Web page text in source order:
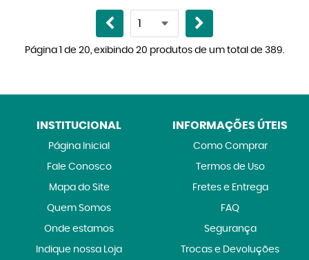
Página 1 de 20, exibindo 20 produtos de um total de 389.
INSTITUCIONAL
Página Inicial
Fale Conosco
Mapa do Site
Quem Somos
Onde estamos
Indique nossa Loja
INFORMAÇÕES ÚTEIS
Como Comprar
Termos de Uso
Fretes e Entrega
FAQ
Segurança
Trocas e Devoluções